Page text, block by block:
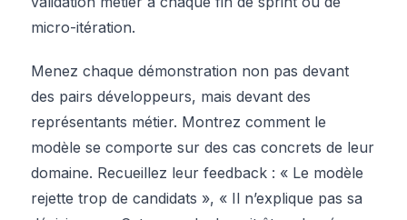
micro-itération.
Menez chaque démonstration non pas devant
des pairs développeurs, mais devant des
représentants métier. Montrez comment le
modèle se comporte sur des cas concrets de leur
domaine. Recueillez leur feedback : « Le modèle
rejette trop de candidats », « Il n’explique pas sa